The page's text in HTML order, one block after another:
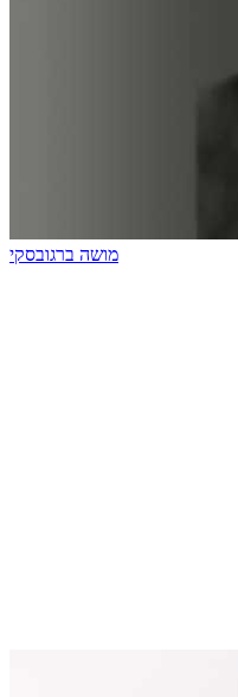
מושה ברגובסקי